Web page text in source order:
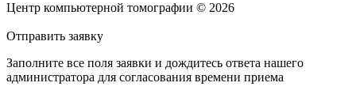
Центр компьютерной томографии © 2026
Отправить заявку
Заполните все поля заявки и дождитесь ответа нашего
администратора для согласования времени приема